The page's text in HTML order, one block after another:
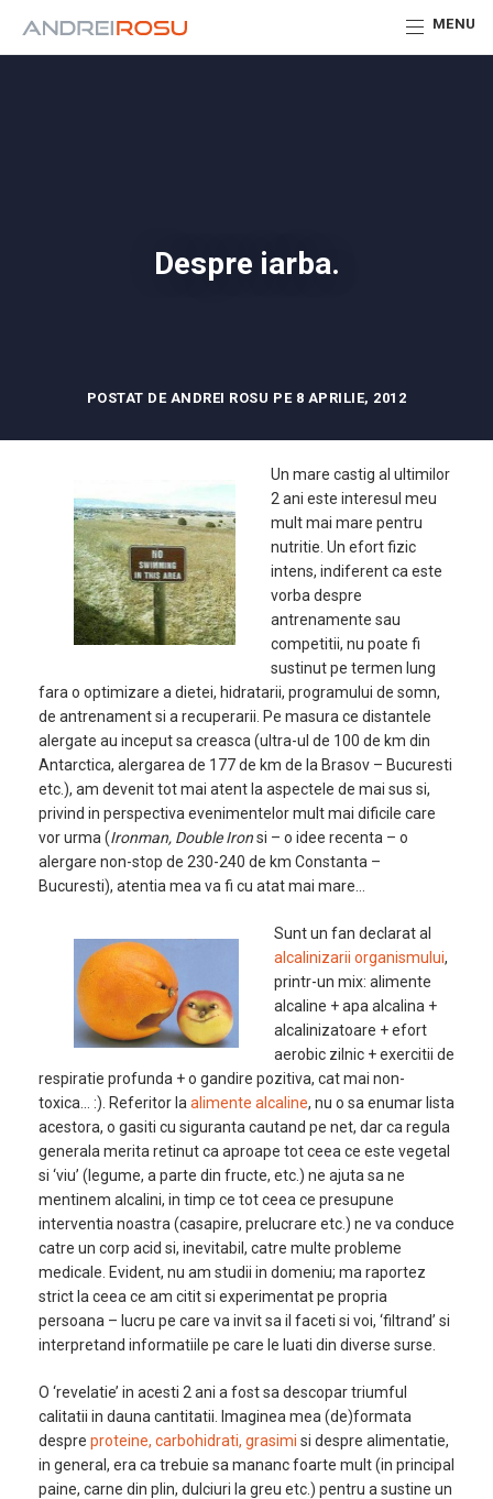
MENU
Despre iarba.
POSTAT DE ANDREI ROSU PE 8 APRILIE, 2012
Un mare castig al ultimilor
2 ani este interesul meu
mult mai mare pentru
nutritie. Un efort fizic
intens, indiferent ca este
vorba despre
antrenamente sau
competitii, nu poate fi
sustinut pe termen lung
fara o optimizare a dietei, hidratarii, programului de somn,
de antrenament si a recuperarii. Pe masura ce distantele
alergate au inceput sa creasca (ultra-ul de 100 de km din
Antarctica, alergarea de 177 de km de la Brasov – Bucuresti
etc.), am devenit tot mai atent la aspectele de mai sus si,
privind in perspectiva evenimentelor mult mai dificile care
vor urma (Ironman, Double Ironsi – o idee recenta – o
alergare non-stop de 230-240 de km Constanta –
Bucuresti), atentia mea va fi cu atat mai mare…
Sunt un fan declarat al
alcalinizarii organismului,
printr-un mix: alimente
alcaline + apa alcalina +
alcalinizatoare + efort
aerobic zilnic + exercitii de
respiratie profunda + o gandire pozitiva, cat mai non-
toxica… :). Referitor la alimente alcaline, nu o sa enumar lista
acestora, o gasiti cu siguranta cautand pe net, dar ca regula
generala merita retinut ca aproape tot ceea ce este vegetal
si ‘viu’ (legume, a parte din fructe, etc.) ne ajuta sa ne
mentinem alcalini, in timp ce tot ceea ce presupune
interventia noastra (casapire, prelucrare etc.) ne va conduce
catre un corp acid si, inevitabil, catre multe probleme
medicale. Evident, nu am studii in domeniu; ma raportez
strict la ceea ce am citit si experimentat pe propria
persoana – lucru pe care va invit sa il faceti si voi, ‘filtrand’ si
interpretand informatiile pe care le luati din diverse surse.
O ‘revelatie’ in acesti 2 ani a fost sa descopar triumful
calitatii in dauna cantitatii. Imaginea mea (de)formata
despre proteine, carbohidrati, grasimi si despre alimentatie,
in general, era ca trebuie sa mananc foarte mult (in principal
paine, carne din plin, dulciuri la greu etc.) pentru a sustine un